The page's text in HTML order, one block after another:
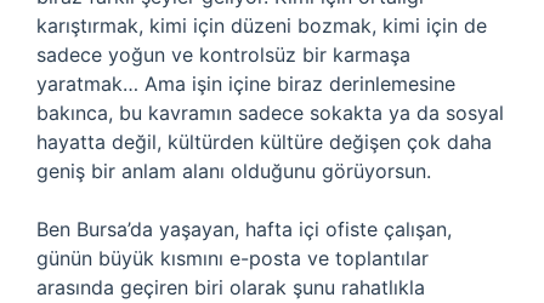
karıştırmak, kimi için düzeni bozmak, kimi için de
sadece yoğun ve kontrolsüz bir karmaşa
yaratmak… Ama işin içine biraz derinlemesine
bakınca, bu kavramın sadece sokakta ya da sosyal
hayatta değil, kültürden kültüre değişen çok daha
geniş bir anlam alanı olduğunu görüyorsun.
Ben Bursa’da yaşayan, hafta içi ofiste çalışan,
günün büyük kısmını e-posta ve toplantılar
arasında geçiren biri olarak şunu rahatlıkla